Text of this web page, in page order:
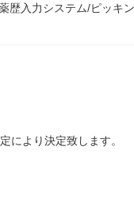
歴入力システム/ピッキ
により決定致します。